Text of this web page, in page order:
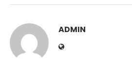
ADMIN